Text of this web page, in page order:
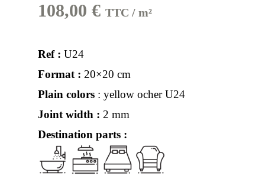
108,00 € TTC / m²
Ref : U24
Format : 20×20 cm
Plain colors : yellow ocher U24
Joint width : 2 mm
Destination parts :